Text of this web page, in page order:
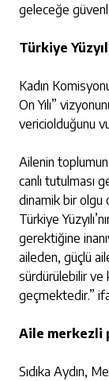
geleceğe
Türkiye
Kadın
On Yılı”
vericiolduğunu
Ailenin
canlı tutulması
dinamik bir olgu
Türkiye
gerektiğine
aileden, güçlü
sürdürülebilir ve
geçmektedir.”
Aile merkezli
Sıdıka Aydın,